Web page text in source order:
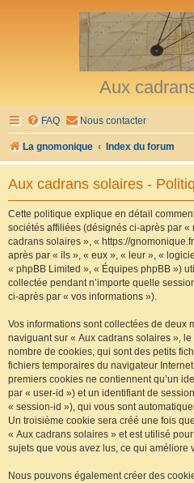
Aux
FAQ Nous contacter
La gnomonique Index du forum
Aux cadrans solaires -
Cette politique explique en détail
sociétés affiliées (désignés ci-après par «
cadrans solaires », « https://
après par « ils », « eux », « leur », «
« phpBB Limited », « Équipes phpBB »)
collectée pendant n’importe quelle
ci-après par « vos informations »).
Vos informations sont collectées de deux
naviguant sur « Aux cadrans solaires »,
nombre de cookies, qui sont des petits
fichiers temporaires du navigateur
premiers cookies ne contiennent qu’un
par « user-id ») et un identifiant de
« session-id »), qui vous sont
Un troisième cookie sera créé une fois
« Aux cadrans solaires » et est utilisé
sujets que vous avez lus, ce qui améliore
Nous pouvons également créer des